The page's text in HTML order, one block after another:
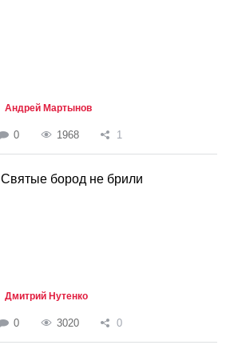
Андрей Мартынов
0 1968 1
Святые бород не брили
Дмитрий Нутенко
0 3020 0